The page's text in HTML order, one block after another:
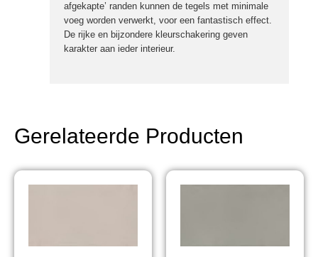
afgekapte’ randen kunnen de tegels met minimale
voeg worden verwerkt, voor een fantastisch effect.
De rijke en bijzondere kleurschakering geven
karakter aan ieder interieur.
Gerelateerde Producten